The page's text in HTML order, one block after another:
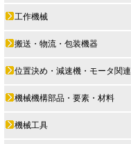
工作機械
搬送・物流・包装機器
位置決め・減速機・モータ関連
機械機構部品・要素・材料
機械工具